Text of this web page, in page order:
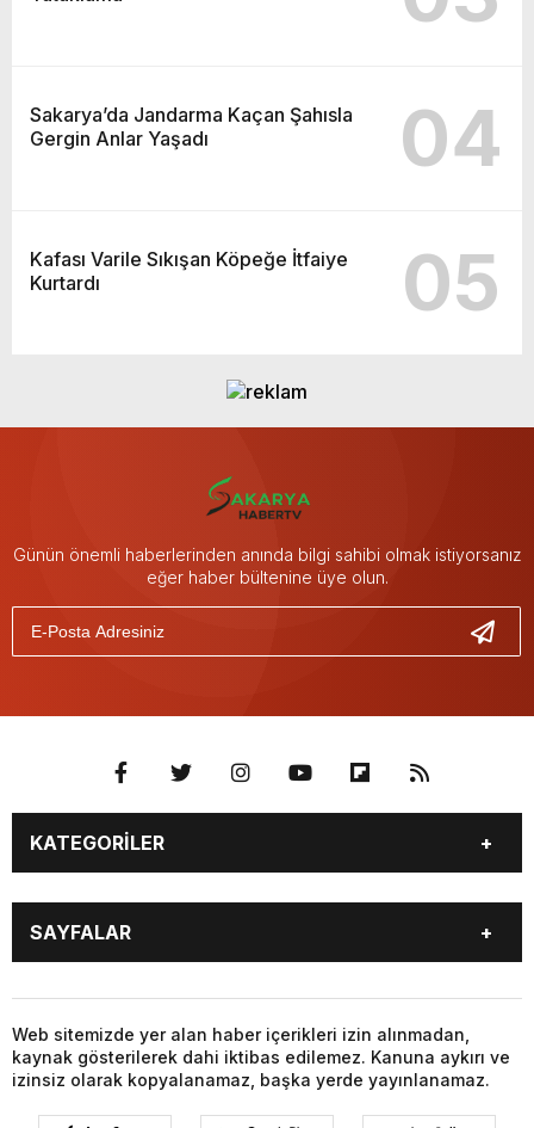
Sakarya’da Jandarma Kaçan Şahısla
Gergin Anlar Yaşadı
04
Kafası Varile Sıkışan Köpeğe İtfaiye
Kurtardı
05
Günün önemli haberlerinden anında bilgi sahibi olmak istiyorsanız
eğer haber bültenine üye olun.
KATEGORİLER
GÜNDEM
SEKTÖR ÖZEL
GÜNDEM
EKONOMİ
SPOR
SAYFALAR
GÜNDEM
SİYASET
EKONOMİ
SPOR
Web sitemizde yer alan haber içerikleri izin alınmadan,
kaynak gösterilerek dahi iktibas edilemez. Kanuna aykırı ve
izinsiz olarak kopyalanamaz, başka yerde yayınlanamaz.